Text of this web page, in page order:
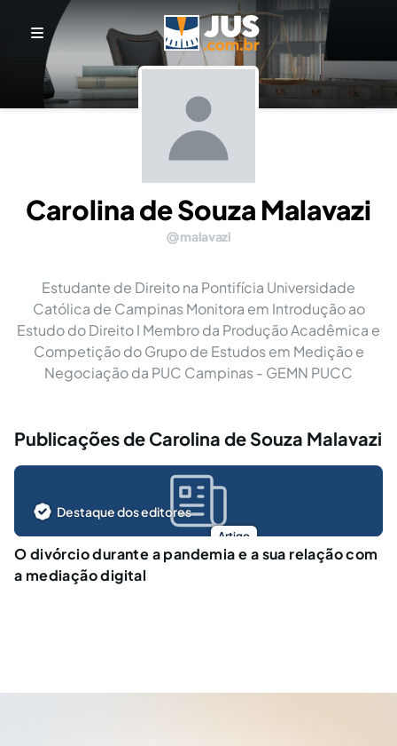
Carolina de Souza Malavazi
malavazi
Estudante de Direito na Pontifícia Universidade
Católica de Campinas Monitora em Introdução ao
Estudo do Direito I Membro da Produção Acadêmica e
Competição do Grupo de Estudos em Medição e
Negociação da PUC Campinas - GEMN PUCC
Publicações de Carolina de Souza Malavazi
Artigo
Destaque dos editores
O divórcio durante a pandemia e a sua relação com
a mediação digital